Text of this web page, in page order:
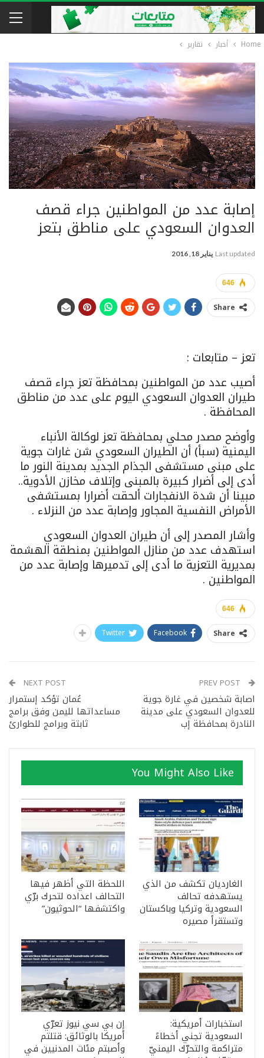
Home أخبار تقارير
إصابة عدد من المواطنين جراء قصف
العدوان السعودي على مناطق بتعز
Last updated يناير 18, 2016
646
Share
تعز – متابعات :
أصيب عدد من المواطنين بمحافظة تعز جراء قصف
طيران العدوان السعودي اليوم على عدد من مناطق
المحافظة .
وأوضح مصدر محلي بمحافظة تعز لوكالة الأنباء
اليمنية (سبأ) أن الطيران السعودي شن غارات جوية
على مبنى مستشفى الجذام الجديد بمدينة النور ما
أدى إلى أضرار كبيرة بالمبنى وإتلاف مخازن الأدوية..
مبينا أن شدة الانفجارات ألحقت أضرارا بمستشفى
الأمراض النفسية المجاور وإصابة عدد من النزلاء .
وأشار المصدر إلى أن طيران العدوان السعودي
استهدف عدد من منازل المواطنين بمنطقة الهشمة
بمديرية التعزية ما أدى إلى تدميرها وإصابة عدد من
المواطنين .
646
Share
Facebook
Twitter
اصابة شخصين في غارة جوية
للعدوان السعودي على مدينة
النادرة بمحافظة إب
NEXT POST
عُمان تؤكد إستمرار
مساعداتها لليمن وفق برامج
ثابتة وبرامج للطوارئ
You Might Also Like
الغارديان تكشف من الذي
يستهدفه تحالف
السعودية وتركيا وباكستان
وتستقرأ مصيره
اللحظة التي أظهر فيها
التحالف اعداده لتحرك برّي
واكتشفها “الحوثيون”
استخبارات أمريكية:
السعودية تجني أخطاءً
متراكمة والتحرّك اليمنيّ
إن بي سي نيوز تعرّي
أمريكا بالوثائق: قتلتم
وأصبتم مئات المدنيين في